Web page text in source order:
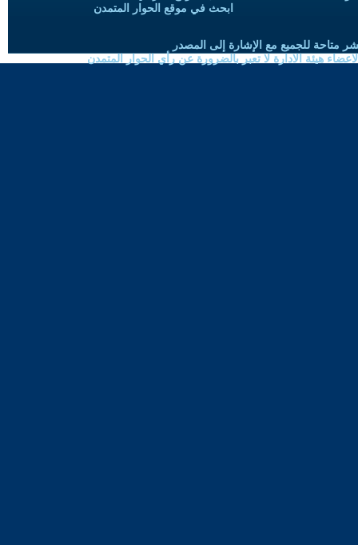
ابحث في موقع الحوار المتمدن
متاحة للجميع مع الإشارة إلى المصدر
هيئة الادارة لا تعبر بالضرورة عن رأي الحوار المتمدن